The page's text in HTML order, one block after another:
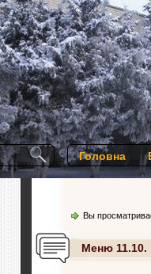
Головна
Вы
Меню 11.10.